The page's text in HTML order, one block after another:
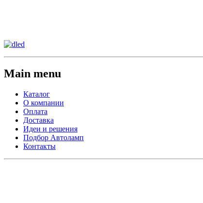
Main menu
Каталог
О компании
Оплата
Доставка
Идеи и решения
Подбор Автоламп
Контакты